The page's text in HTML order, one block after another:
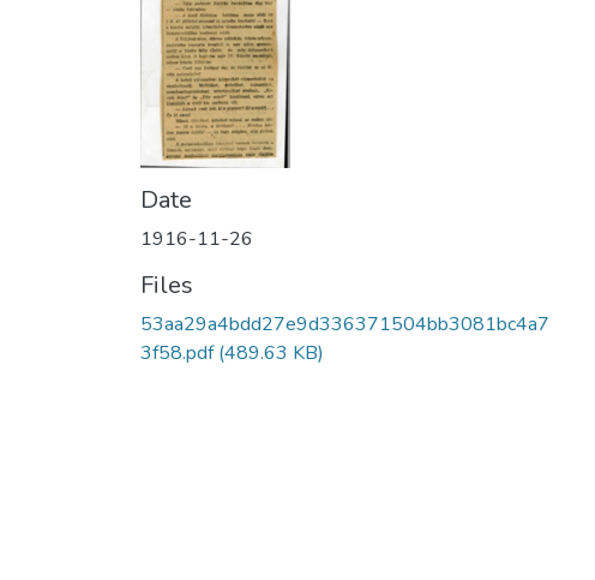
Date
1916-11-26
Files
53aa29a4bdd27e9d336371504bb3081bc4a7
3f58.pdf(489.63 KB)